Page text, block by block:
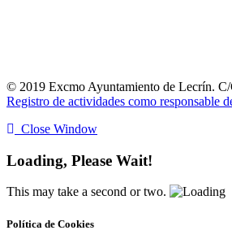
© 2019 Excmo Ayuntamiento de Lecrín.
Registro de actividades como responsable
Close Window
Loading, Please Wait!
This may take a second or two.
Política de Cookies